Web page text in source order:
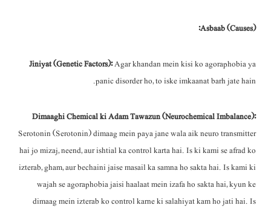
Asbaab (Causes):
Jiniyat (Genetic Factors):Agar khandan mein kisi ko agoraphobia ya
panic disorder ho, to iske imkaanat barh jate hain.
Dimaaghi Chemical ki Adam Tawazun (Neurochemical Imbalance):
Serotonin (Serotonin) dimaag mein paya jane wala aik neuro transmitter
hai jo mizaj, neend, aur ishtial ka control karta hai. Is ki kami se afrad ko
izterab, gham, aur bechaini jaise masail ka samna ho sakta hai. Is kami ki
wajah se agoraphobia jaisi haalaat mein izafa ho sakta hai, kyun ke
dimaag mein izterab ko control karne ki salahiyat kam ho jati hai. Is